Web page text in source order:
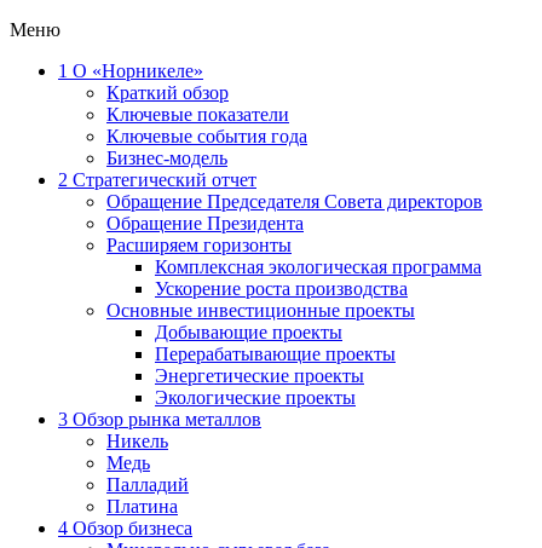
Меню
1 О «Норникеле»
Краткий обзор
Ключевые показатели
Ключевые события года
Бизнес-модель
2 Стратегический отчет
Обращение Председателя Совета директоров
Обращение Президента
Расширяем горизонты
Комплексная экологическая программа
Ускорение роста производства
Основные инвестиционные проекты
Добывающие проекты
Перерабатывающие проекты
Энергетические проекты
Экологические проекты
3 Обзор рынка металлов
Никель
Медь
Палладий
Платина
4 Обзор бизнеса